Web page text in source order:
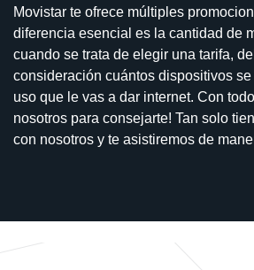
Movistar te ofrece múltiples
diferencia esencial es la cantidad de
cuando se trata de elegir una tarifa,
consideración cuántos dispositivos se
uso que le vas a dar internet. Con
nosotros para consejarte! Tan solo
con nosotros y te asistiremos de